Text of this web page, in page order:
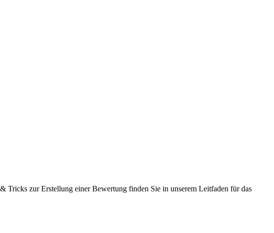
Tricks zur Erstellung einer Bewertung finden Sie in unserem Leitfaden für das